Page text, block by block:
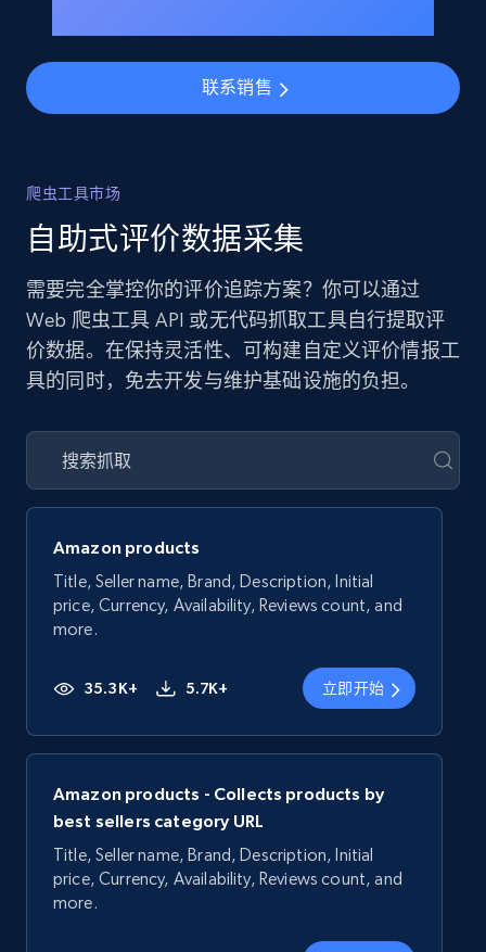
联系销售
爬虫工具市场
自助式评价数据采集
需要完全掌控你的评价追踪方案？你可以通过
Web 爬虫工具 API 或无代码抓取工具自行提取评
价数据。在保持灵活性、可构建自定义评价情报工
具的同时，免去开发与维护基础设施的负担。
Amazon products
Title, Seller name, Brand, Description, Initial
price, Currency, Availability, Reviews count, and
more.
35.3K+ 5.7K+ 立即开始
Amazon products - Collects products by
best sellers category URL
Title, Seller name, Brand, Description, Initial
price, Currency, Availability, Reviews count, and
more.